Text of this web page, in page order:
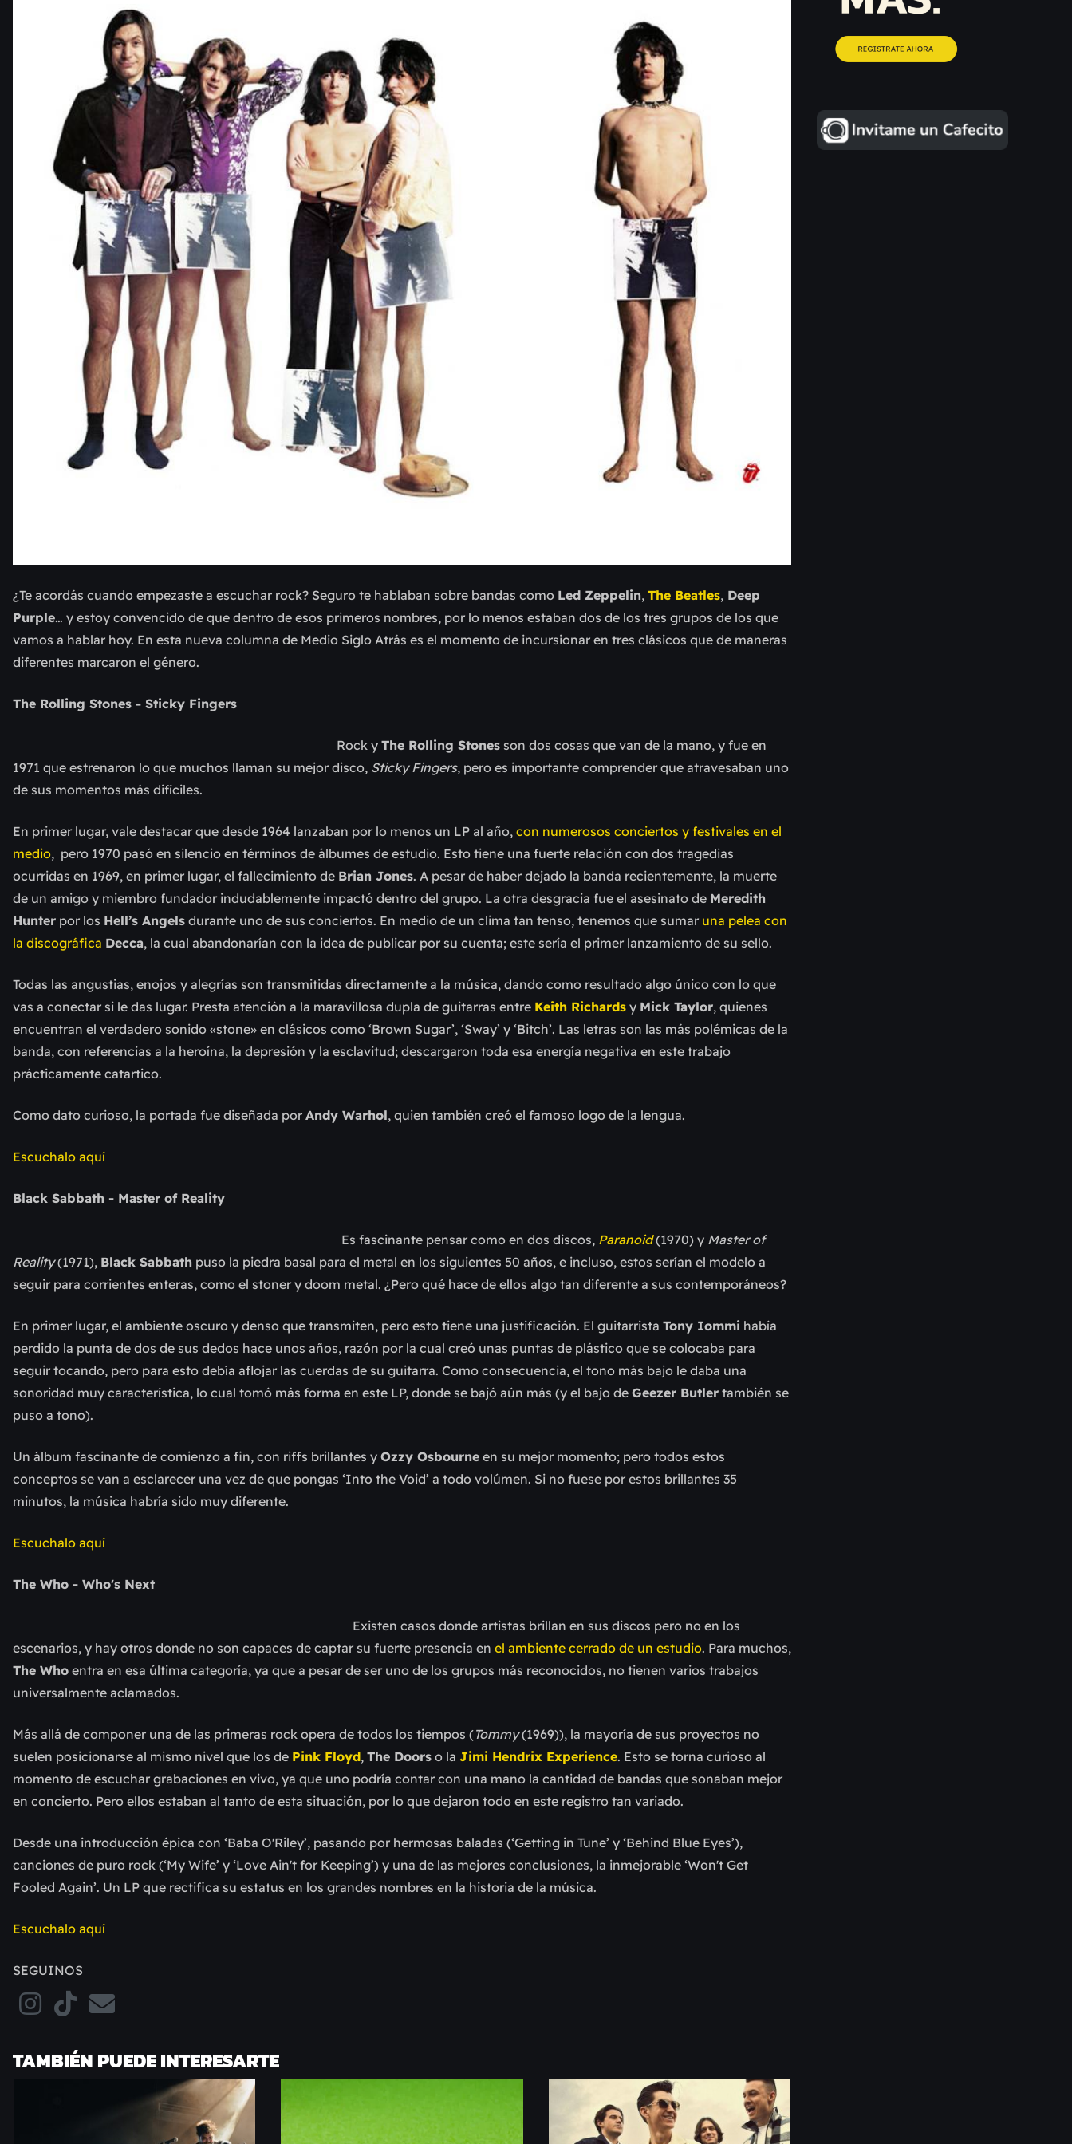
¿Te acordás cuando empezaste a escuchar rock? Seguro te hablaban sobre bandas como Led Zeppelin, The Beatles, Deep
Purple… y estoy convencido de que dentro de esos primeros nombres, por lo menos estaban dos de los tres grupos de los que
vamos a hablar hoy. En esta nueva columna de Medio Siglo Atrás es el momento de incursionar en tres clásicos que de maneras
diferentes marcaron el género.
The Rolling Stones - Sticky Fingers
Rock y The Rolling Stones son dos cosas que van de la mano, y fue en
1971 que estrenaron lo que muchos llaman su mejor disco, Sticky Fingers, pero es importante comprender que atravesaban uno
de sus momentos más difíciles.
En primer lugar, vale destacar que desde 1964 lanzaban por lo menos un LP al año, con numerosos conciertos y festivales en el
medio, pero 1970 pasó en silencio en términos de álbumes de estudio. Esto tiene una fuerte relación con dos tragedias
ocurridas en 1969, en primer lugar, el fallecimiento de Brian Jones. A pesar de haber dejado la banda recientemente, la muerte
de un amigo y miembro fundador indudablemente impactó dentro del grupo. La otra desgracia fue el asesinato de Meredith
Hunter por los Hell’s Angels durante uno de sus conciertos. En medio de un clima tan tenso, tenemos que sumar una pelea con
la discográfica Decca, la cual abandonarían con la idea de publicar por su cuenta; este sería el primer lanzamiento de su sello.
Todas las angustias, enojos y alegrías son transmitidas directamente a la música, dando como resultado algo único con lo que
vas a conectar si le das lugar. Presta atención a la maravillosa dupla de guitarras entre Keith Richards y Mick Taylor, quienes
encuentran el verdadero sonido «stone» en clásicos como ‘Brown Sugar’, ‘Sway’ y ‘Bitch’. Las letras son las más polémicas de la
banda, con referencias a la heroína, la depresión y la esclavitud; descargaron toda esa energía negativa en este trabajo
prácticamente catartico.
Como dato curioso, la portada fue diseñada por Andy Warhol, quien también creó el famoso logo de la lengua.
Escuchalo aquí
Black Sabbath - Master of Reality
Es fascinante pensar como en dos discos, Paranoid(1970) y Master of
Reality(1971), Black Sabbath puso la piedra basal para el metal en los siguientes 50 años, e incluso, estos serían el modelo a
seguir para corrientes enteras, como el stoner y doom metal. ¿Pero qué hace de ellos algo tan diferente a sus contemporáneos?
En primer lugar, el ambiente oscuro y denso que transmiten, pero esto tiene una justificación. El guitarrista Tony Iommi había
perdido la punta de dos de sus dedos hace unos años, razón por la cual creó unas puntas de plástico que se colocaba para
seguir tocando, pero para esto debía aflojar las cuerdas de su guitarra. Como consecuencia, el tono más bajo le daba una
sonoridad muy característica, lo cual tomó más forma en este LP, donde se bajó aún más (y el bajo de Geezer Butler también se
puso a tono).
Un álbum fascinante de comienzo a fin, con riffs brillantes y Ozzy Osbourne en su mejor momento; pero todos estos
conceptos se van a esclarecer una vez de que pongas ‘Into the Void’ a todo volúmen. Si no fuese por estos brillantes 35
minutos, la música habría sido muy diferente.
Escuchalo aquí
The Who - Who's Next
Existen casos donde artistas brillan en sus discos pero no en los
escenarios, y hay otros donde no son capaces de captar su fuerte presencia en el ambiente cerrado de un estudio. Para muchos,
The Who entra en esa última categoría, ya que a pesar de ser uno de los grupos más reconocidos, no tienen varios trabajos
universalmente aclamados.
Más allá de componer una de las primeras rock opera de todos los tiempos (Tommy(1969)), la mayoría de sus proyectos no
suelen posicionarse al mismo nivel que los de Pink Floyd, The Doors o la Jimi Hendrix Experience. Esto se torna curioso al
momento de escuchar grabaciones en vivo, ya que uno podría contar con una mano la cantidad de bandas que sonaban mejor
en concierto. Pero ellos estaban al tanto de esta situación, por lo que dejaron todo en este registro tan variado.
Desde una introducción épica con ‘Baba O'Riley’, pasando por hermosas baladas (‘Getting in Tune’ y ‘Behind Blue Eyes’),
canciones de puro rock (‘My Wife’ y ‘Love Ain't for Keeping’) y una de las mejores conclusiones, la inmejorable ‘Won't Get
Fooled Again’. Un LP que rectifica su estatus en los grandes nombres en la historia de la música.
Escuchalo aquí
SEGUINOS
TAMBIÉN PUEDE INTERESARTE